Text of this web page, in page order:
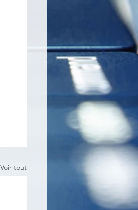
Voir tout